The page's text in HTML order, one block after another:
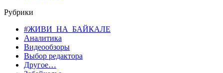
Рубрики
#ЖИВИ_НА_БАЙКАЛЕ
Аналитика
Видеообзоры
Выбор редактора
Другое…